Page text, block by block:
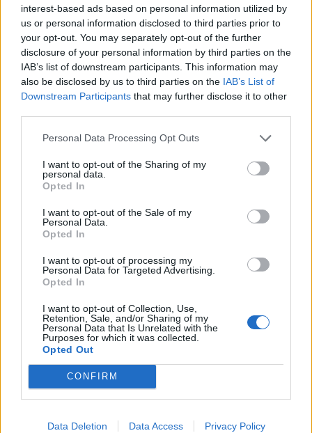
interest-based ads based on personal information utilized by
us or personal information disclosed to third parties prior to
your opt-out. You may separately opt-out of the further
disclosure of your personal information by third parties on the
IAB’s list of downstream participants. This information may
also be disclosed by us to third parties on the IAB’s List of
Downstream Participants that may further disclose it to other
Personal Data Processing Opt Outs
I want to opt-out of the Sharing of my
personal data.
Opted In
I want to opt-out of the Sale of my
Personal Data.
Opted In
I want to opt-out of processing my
Personal Data for Targeted Advertising.
Opted In
I want to opt-out of Collection, Use,
Retention, Sale, and/or Sharing of my
Personal Data that Is Unrelated with the
Purposes for which it was collected.
Opted Out
CONFIRM
Data Deletion Data Access Privacy Policy
Bonus Malus
Presenze a
voto
Quotazioni
Classic Mantra
Andamento FantaValore di Mercato
8 MAX